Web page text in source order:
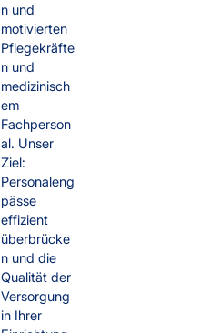
n und
motivierten
Pflegekräfte
n und
medizinisch
em
Fachperson
al. Unser
Ziel:
Personaleng
pässe
effizient
überbrücke
n und die
Qualität der
Versorgung
in Ihrer